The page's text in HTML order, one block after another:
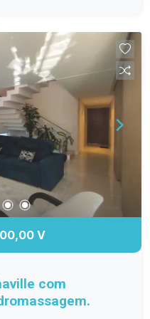
porcelanato 90x90
nos dormitórios,
na medida
permitindo que o
área externa e
verdadeiro refúgio
mais
tranquilidade de
de um
V
com